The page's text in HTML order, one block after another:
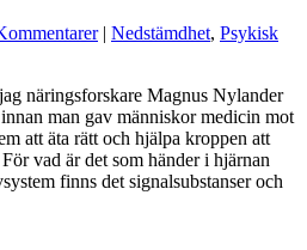
| Nedstämdhet, Psykisk
näringsforskare Magnus Nylander
man gav människor medicin mot
att äta rätt och hjälpa kroppen att
vad är det som händer i hjärnan
finns det signalsubstanser och